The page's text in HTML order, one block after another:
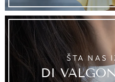
ŠTA NAS
DI